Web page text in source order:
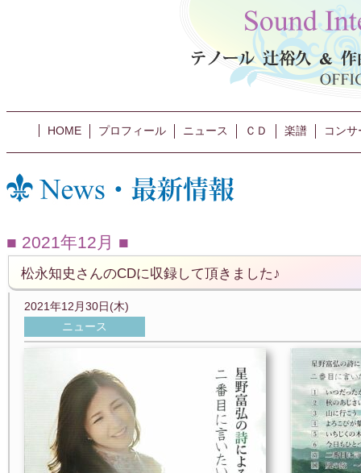
HOME プロフィール ニュース ＣＤ 楽譜 コン
2021年12月
松永知史さんのCDに収録して頂きました♪
2021年12月30日(木)
ニュース